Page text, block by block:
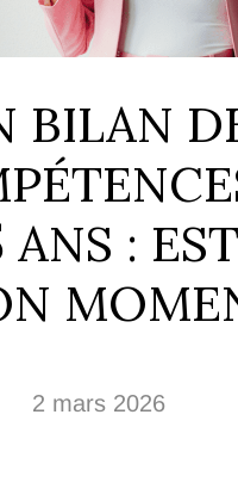
BILAN
:
2 mars 2026